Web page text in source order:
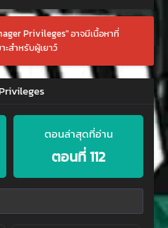
Privileges" อาจมีเนื้อหาที่
ะสำหรับผู้เยาว์
ตอนล่าสุดที่อ่าน
ตอนที่ 112